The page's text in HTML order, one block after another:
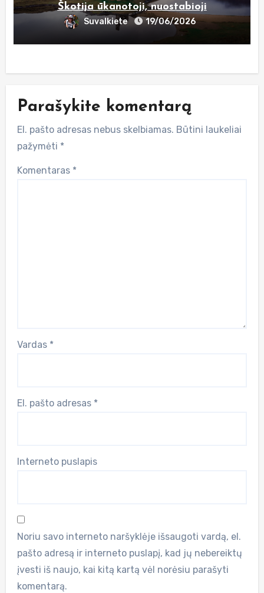
Škotija ūkanotoji, nuostabioji
Suvalkiete 19/06/2026
Parašykite komentarą
El. pašto adresas nebus skelbiamas. Būtini laukeliai
pažymėti *
Komentaras *
Vardas *
El. pašto adresas *
Interneto puslapis
Noriu savo interneto naršyklėje išsaugoti vardą, el.
pašto adresą ir interneto puslapį, kad jų nebereiktų
įvesti iš naujo, kai kitą kartą vėl norėsiu parašyti
komentarą.